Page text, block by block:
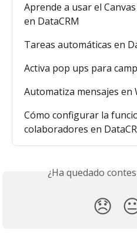
Aprende a usar el
en DataCRM
Tareas automáticas en
Activa pop ups para
Automatiza mensajes en
Cómo configurar la
colaboradores en
¿Ha quedado
😞